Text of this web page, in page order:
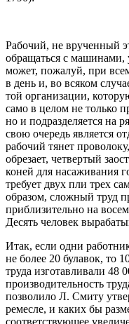
Рабочий, не врученный
обращаться с машинами,
может, пожалуй, при
в день и, во всяком
той организации,
само в целом не только
но и подразделяется на
свою очередь является
рабочий тянет
обрезает, четвертый
коней для насаживания
требует двух пли трех
образом, сложный труд
приблизительно на
Десять человек
Итак, если одни
не более 20 булавок, то
труда изготавливали 48
производительность
позволило Л. Смиту
ремесле, и каких бы
соответствующее